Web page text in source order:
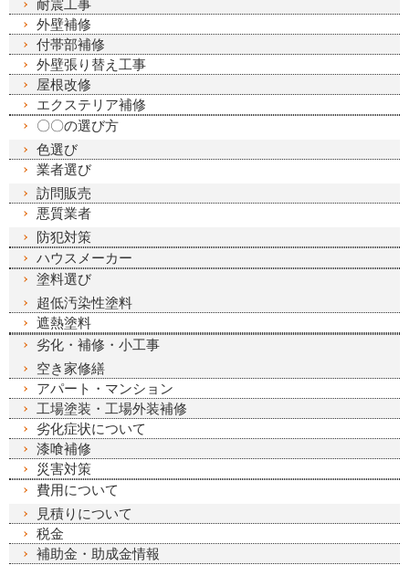
耐震工事
外壁補修
付帯部補修
外壁張り替え工事
屋根改修
エクステリア補修
〇〇の選び方
色選び
業者選び
訪問販売
悪質業者
防犯対策
ハウスメーカー
塗料選び
超低汚染性塗料
遮熱塗料
劣化・補修・小工事
空き家修繕
アパート・マンション
工場塗装・工場外装補修
劣化症状について
漆喰補修
災害対策
費用について
見積りについて
税金
補助金・助成金情報